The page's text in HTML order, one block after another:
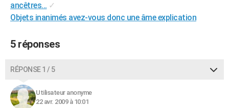
Carte de Noël
Carte Bonne année
Carte Saint-Valentin
Carte Pâques
Carte d'anniversaire
DICTIONNAIRE
COPAINS D'AVANT
S'inscrire
Se connecter
Lycées
Collèges
Primaires
Universités
Entreprises
Service militaire
Avis de recherche
AVIS DE DÉCÈS
FORUM
ancêtres... ✓
Objets inanimés avez-vous donc une âme explication
5 réponses
RÉPONSE 1 / 5
Utilisateur anonyme
22 avr. 2009 à 10:01